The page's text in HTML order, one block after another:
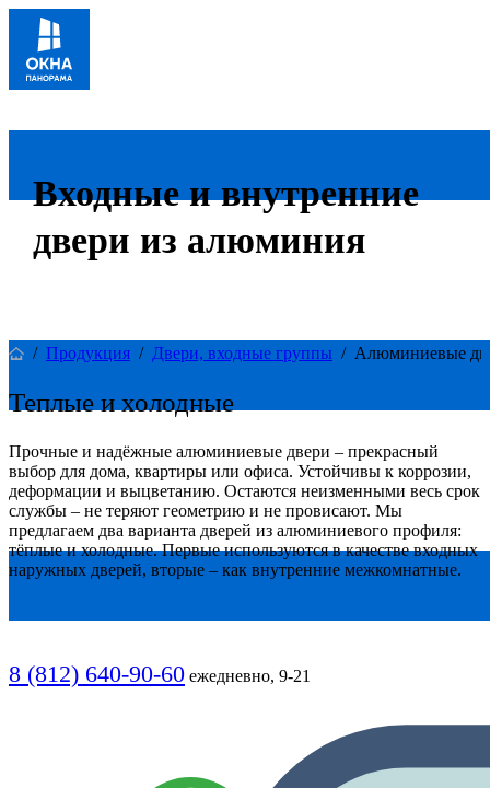
8 (812) 640-90-60 ежедневно, 9-21
Входные и внутренние
двери из алюминия
/ Продукция / Двери, входные группы / Алюминиевые
Теплые и холодные
Прочные и надёжные алюминиевые двери – прекрасный
выбор для дома, квартиры или офиса. Устойчивы к коррозии,
деформации и выцветанию. Остаются неизменными весь срок
службы – не теряют геометрию и не провисают. Мы
предлагаем два варианта дверей из алюминиевого профиля:
тёплые и холодные. Первые используются в качестве входных
наружных дверей, вторые – как внутренние межкомнатные.